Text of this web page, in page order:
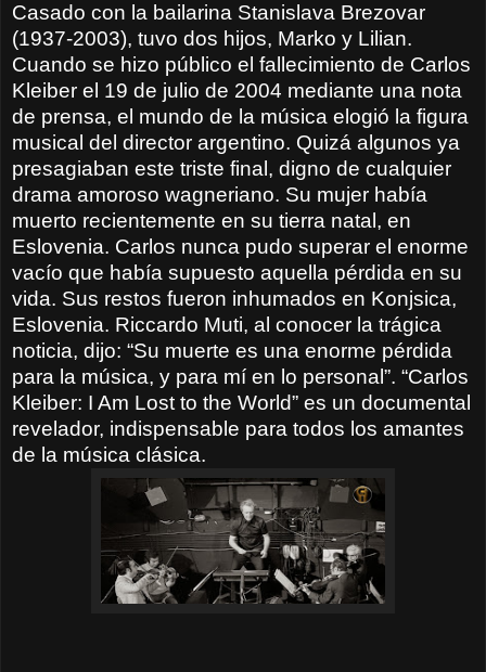
Casado con la bailarina Stanislava Brezovar
(1937-2003), tuvo dos hijos, Marko y Lilian.
Cuando se hizo público el fallecimiento de Carlos
Kleiber el 19 de julio de 2004 mediante una nota
de prensa, el mundo de la música elogió la figura
musical del director argentino. Quizá algunos ya
presagiaban este triste final, digno de cualquier
drama amoroso wagneriano. Su mujer había
muerto recientemente en su tierra natal, en
Eslovenia. Carlos nunca pudo superar el enorme
vacío que había supuesto aquella pérdida en su
vida. Sus restos fueron inhumados en Konjsica,
Eslovenia. Riccardo Muti, al conocer la trágica
noticia, dijo: “Su muerte es una enorme pérdida
para la música, y para mí en lo personal”. “Carlos
Kleiber: I Am Lost to the World” es un documental
revelador, indispensable para todos los amantes
de la música clásica.